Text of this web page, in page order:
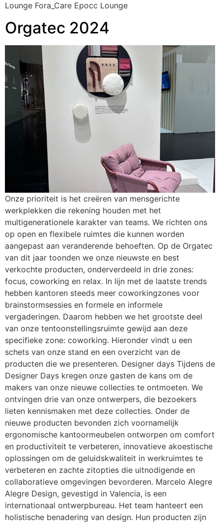
Lounge Fora_Care Epocc Lounge
Orgatec 2024
Onze prioriteit is het creëren van mensgerichte
werkplekken die rekening houden met het
multigenerationele karakter van teams. We richten ons
op open en flexibele ruimtes die kunnen worden
aangepast aan veranderende behoeften. Op de Orgatec
van dit jaar toonden we onze nieuwste en best
verkochte producten, onderverdeeld in drie zones:
focus, coworking en relax. In lijn met de laatste trends
hebben kantoren steeds meer coworkingzones voor
brainstormsessies en formele en informele
vergaderingen. Daarom hebben we het grootste deel
van onze tentoonstellingsruimte gewijd aan deze
specifieke zone: coworking. Hieronder vindt u een
schets van onze stand en een overzicht van de
producten die we presenteren. Designer days Tijdens de
Designer Days kregen onze gasten de kans om de
makers van onze nieuwe collecties te ontmoeten. We
ontvingen drie van onze ontwerpers, die bezoekers
lieten kennismaken met deze collecties. Onder de
nieuwe producten bevonden zich voornamelijk
ergonomische kantoormeubelen ontworpen om comfort
en productiviteit te verbeteren, innovatieve akoestische
oplossingen om de geluidskwaliteit in werkruimtes te
verbeteren en zachte zitopties die uitnodigende en
collaboratieve omgevingen bevorderen. Marcelo Alegre
Alegre Design, gevestigd in Valencia, is een
internationaal ontwerpbureau. Het team hanteert een
holistische benadering van design. Hun producten zijn